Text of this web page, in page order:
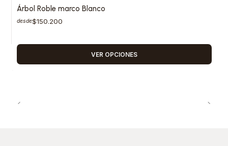
Árbol Roble marco Blanco
desde$150.200
VER OPCIONES